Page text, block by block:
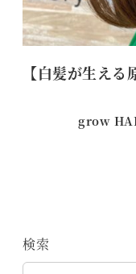
【白髪が生える
grow
検索